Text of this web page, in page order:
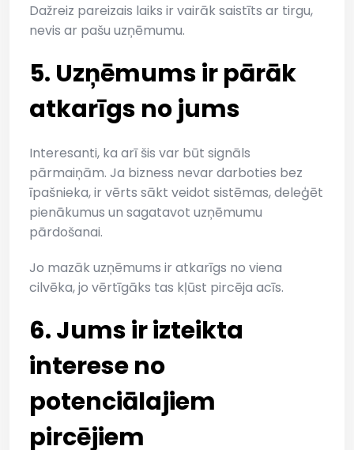
Dažreiz pareizais laiks ir vairāk saistīts ar tirgu,
nevis ar pašu uzņēmumu.
5. Uzņēmums ir pārāk
atkarīgs no jums
Interesanti, ka arī šis var būt signāls
pārmaiņām. Ja bizness nevar darboties bez
īpašnieka, ir vērts sākt veidot sistēmas, deleģēt
pienākumus un sagatavot uzņēmumu
pārdošanai.
Jo mazāk uzņēmums ir atkarīgs no viena
cilvēka, jo vērtīgāks tas kļūst pircēja acīs.
6. Jums ir izteikta
interese no
potenciālajiem
pircējiem